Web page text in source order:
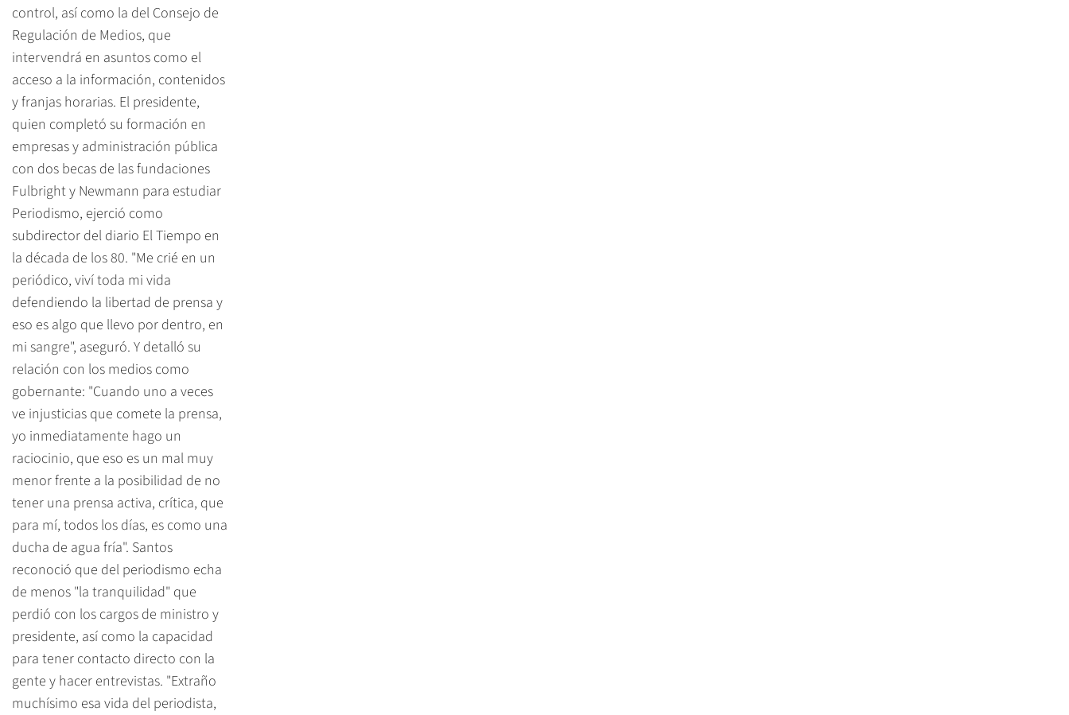
control, así como la del Consejo de
Regulación de Medios, que
intervendrá en asuntos como el
acceso a la información, contenidos
y franjas horarias. El presidente,
quien completó su formación en
empresas y administración pública
con dos becas de las fundaciones
Fulbright y Newmann para estudiar
Periodismo, ejerció como
subdirector del diario El Tiempo en
la década de los 80. "Me crié en un
periódico, viví toda mi vida
defendiendo la libertad de prensa y
eso es algo que llevo por dentro, en
mi sangre", aseguró. Y detalló su
relación con los medios como
gobernante: "Cuando uno a veces
ve injusticias que comete la prensa,
yo inmediatamente hago un
raciocinio, que eso es un mal muy
menor frente a la posibilidad de no
tener una prensa activa, crítica, que
para mí, todos los días, es como una
ducha de agua fría". Santos
reconoció que del periodismo echa
de menos "la tranquilidad" que
perdió con los cargos de ministro y
presidente, así como la capacidad
para tener contacto directo con la
gente y hacer entrevistas. "Extraño
muchísimo esa vida del periodista,